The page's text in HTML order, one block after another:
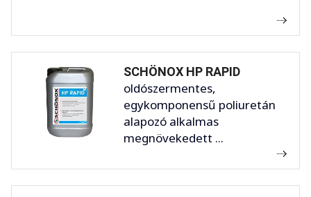
SCHÖNOX HP RAPID
oldószermentes,
egykomponensű poliuretán
alapozó alkalmas
megnövekedett ...